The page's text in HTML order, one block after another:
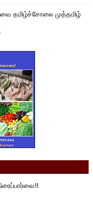
தமிழ்ச்சோலை முத்தமிழ்